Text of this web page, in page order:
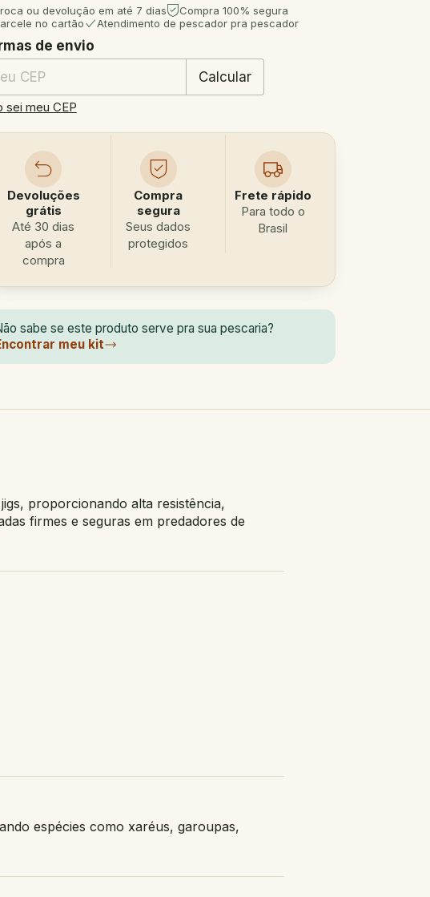
ou devolução em até 7 dias
Compra 100% segura
no cartão
Atendimento de pescador pra pescador
para o CEP:
de envio
Calcular
sei meu CEP
Devoluções
grátis
Até 30 dias
após a
compra
Compra
segura
Seus dados
protegidos
Frete rápido
Para todo o
Brasil
sabe se este produto serve pra sua pescaria?
meu kit
proporcionando alta resistência,
firmes e seguras em predadores de
espécies como xaréus, garoupas,